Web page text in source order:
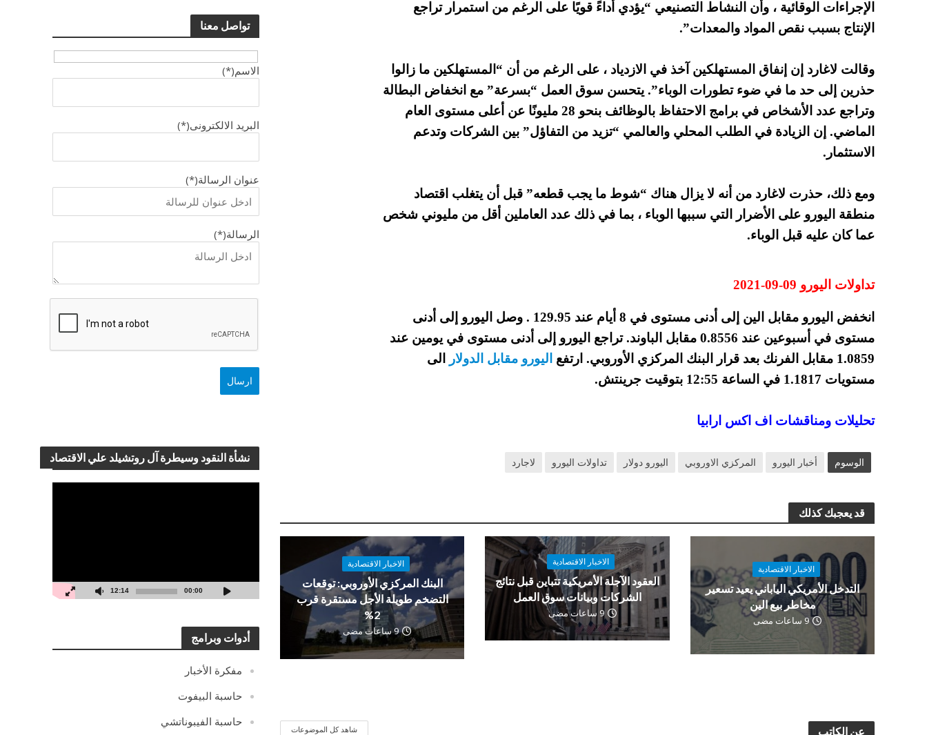
تواصل معنا
الاسم(*)
البريد الالكترونى(*)
عنوان الرسالة(*)
الرسالة(*)
نشأة النقود وسيطرة آل روتشيلد علي الاقتصاد
00:00
12:14
أدوات وبرامج
مفكرة الأخبار
حاسبة البيفوت
حاسبة الفيبوناتشي
الإجراءات الوقائية ، وأن النشاط التصنيعي “يؤدي أداءً قويًا على الرغم من استمرار تراجع
الإنتاج بسبب نقص المواد والمعدات”.
وقالت لاغارد إن إنفاق المستهلكين آخذ في الازدياد ، على الرغم من أن “المستهلكين ما زالوا
حذرين إلى حد ما في ضوء تطورات الوباء”. يتحسن سوق العمل “بسرعة” مع انخفاض البطالة
وتراجع عدد الأشخاص في برامج الاحتفاظ بالوظائف بنحو 28 مليونًا عن أعلى مستوى العام
الماضي. إن الزيادة في الطلب المحلي والعالمي “تزيد من التفاؤل” بين الشركات وتدعم
الاستثمار.
ومع ذلك، حذرت لاغارد من أنه لا يزال هناك “شوط ما يجب قطعه” قبل أن يتغلب اقتصاد
منطقة اليورو على الأضرار التي سببها الوباء ، بما في ذلك عدد العاملين أقل من مليوني شخص
عما كان عليه قبل الوباء.
تداولات اليورو 09-09-2021
انخفض اليورو مقابل الين إلى أدنى مستوى في 8 أيام عند 129.95 . وصل اليورو إلى أدنى
مستوى في أسبوعين عند 0.8556 مقابل الباوند. تراجع اليورو إلى أدنى مستوى في يومين عند
1.0859 مقابل الفرنك بعد قرار البنك المركزي الأوروبي. ارتفع
اليورو مقابل الدولار
الى
مستويات 1.1817 في الساعة 12:55 بتوقيت جرينتش.
تحليلات ومناقشات اف اكس ارابيا
الوسوم أخبار اليورو المركزي الاوروبي اليورو دولار تداولات اليورو لاجارد
قد يعجبك كذلك
الاخبار الاقتصادية
التدخل الأمريكي الياباني يعيد تسعير
مخاطر بيع الين
9 ساعات مضى
الاخبار الاقتصادية
العقود الآجلة الأمريكية تتباين قبل نتائج
الشركات وبيانات سوق العمل
9 ساعات مضى
الاخبار الاقتصادية
البنك المركزي الأوروبي: توقعات
التضخم طويلة الأجل مستقرة قرب
2%
9 ساعات مضى
عن الكاتب شاهد كل الموضوعات